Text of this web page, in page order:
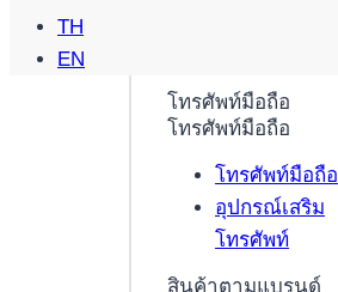
โทรศัพท์มือถือ
โทรศัพท์มือถือ
โทรศัพท์มือถือ
อุปกรณ์เสริม
โทรศัพท์
สินค้าตามแบรนด์
TH
EN